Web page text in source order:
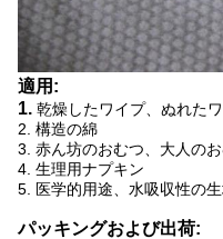
適用:
1. 乾燥したワイプ、ぬれた
2. 構造の綿
3. 赤ん坊のおむつ、大人の
4. 生理用ナプキン
5.
医学的用途、水吸収性の
パッキングおよび出荷: